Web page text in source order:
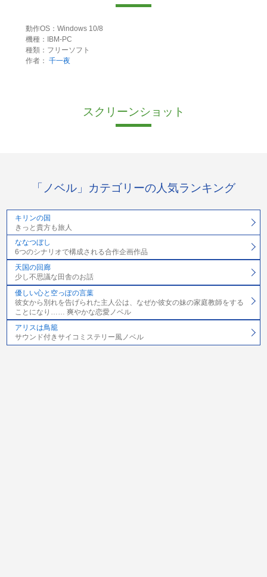
動作OS：Windows 10/8
機種：IBM-PC
種類：フリーソフト
作者： 千一夜
スクリーンショット
「ノベル」カテゴリーの人気ランキング
キリンの国
きっと貴方も旅人
ななつぼし
6つのシナリオで構成される合作企画作品
天国の回廊
少し不思議な田舎のお話
優しい心と空っぽの言葉
彼女から別れを告げられた主人公は、なぜか彼女の妹の家庭教師をする
ことになり…… 爽やかな恋愛ノベル
アリスは鳥籠
サウンド付きサイコミステリー風ノベル